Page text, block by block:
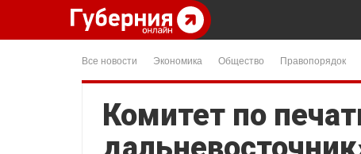
Все новости Экономика Общество Правопорядок
Комитет по